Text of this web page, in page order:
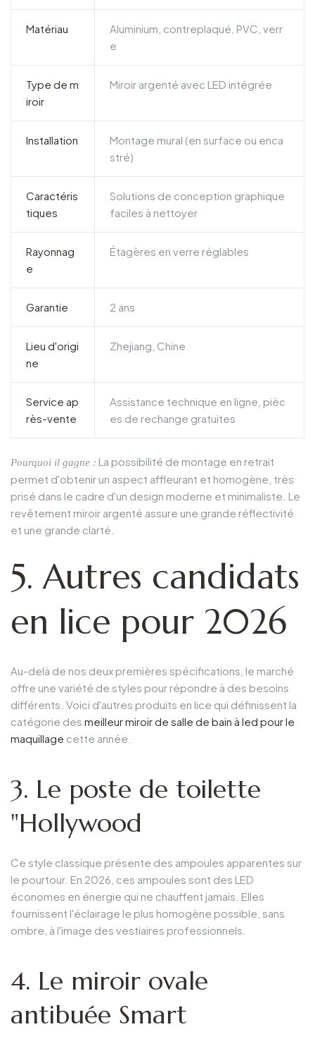
Matériau
Aluminium, contreplaqué, PVC, verr
e
Type de m
iroir
Miroir argenté avec LED intégrée
Installation
Montage mural (en surface ou enca
stré)
Caractéris
tiques
Solutions de conception graphique
faciles à nettoyer
Rayonnag
e
Étagères en verre réglables
Garantie 2 ans
Lieu d'origi
ne
Zhejiang, Chine
Service ap
rès-vente
Assistance technique en ligne, pièc
es de rechange gratuites
Pourquoi il gagne : La possibilité de montage en retrait
permet d'obtenir un aspect affleurant et homogène, très
prisé dans le cadre d'un design moderne et minimaliste. Le
revêtement miroir argenté assure une grande réflectivité
et une grande clarté.
5. Autres candidats
en lice pour 2026
Au-delà de nos deux premières spécifications, le marché
offre une variété de styles pour répondre à des besoins
différents. Voici d'autres produits en lice qui définissent la
catégorie des meilleur miroir de salle de bain à led pour le
maquillage cette année.
3. Le poste de toilette
"Hollywood
Ce style classique présente des ampoules apparentes sur
le pourtour. En 2026, ces ampoules sont des LED
économes en énergie qui ne chauffent jamais. Elles
fournissent l'éclairage le plus homogène possible, sans
ombre, à l'image des vestiaires professionnels.
4. Le miroir ovale
antibuée Smart